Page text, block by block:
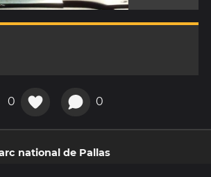
0 0
national de Pallas